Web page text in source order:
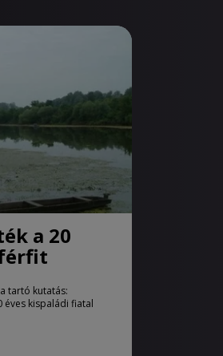
a 20
tartó kutatás:
éves kispaládi fiatal